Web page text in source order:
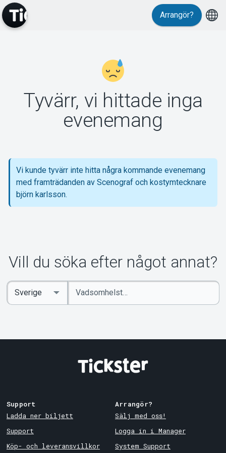
Support
Om Tickster
Arrangör?
Tyvärr, vi hittade inga
evenemang
Vi kunde tyvärr inte hitta några kommande evenemang
med framträdanden av Scenograf och kostymtecknare
björn karlsson.
Vill du söka efter något annat?
Ange
sökord
Select
Country
Support
Ladda ner biljett
Support
Köp- och leveransvillkor
Arrangör?
Sälj med oss!
Logga in i Manager
System Support